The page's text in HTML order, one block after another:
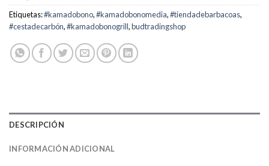
Etiquetas:#kamadobono,#kamadobonomedia,#tiendadebarbacoas,
#cestadecarbón,#kamadobonogrill,budtradingshop
DESCRIPCIÓN
INFORMACIÓN ADICIONAL